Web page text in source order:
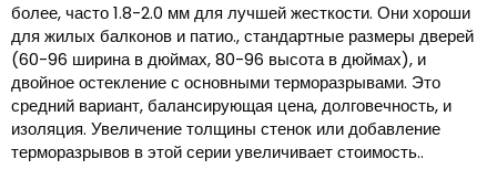
более, часто 1.8-2.0 мм для лучшей жесткости. Они хороши
для жилых балконов и патио., стандартные размеры дверей
(60-96 ширина в дюймах, 80-96 высота в дюймах), и
двойное остекление с основными терморазрывами. Это
средний вариант, балансирующая цена, долговечность, и
изоляция. Увеличение толщины стенок или добавление
терморазрывов в этой серии увеличивает стоимость..